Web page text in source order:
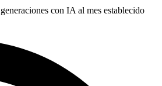
con IA al mes establecido